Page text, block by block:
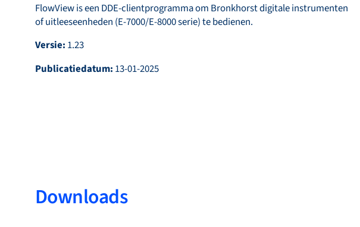
FlowView is een DDE-clientprogramma om Bronkhorst digitale instrumenten
of uitleeseenheden (E-7000/E-8000 serie) te bedienen.
Versie: 1.23
Publicatiedatum: 13-01-2025
Downloads